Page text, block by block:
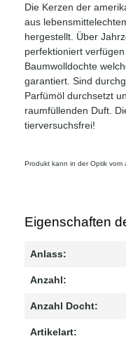
Die Kerzen der
aus
hergestellt. Über
perfektioniert
Baumwolldochte
garantiert. Sind
Parfümöl durchsetzt
raumfüllenden Duft.
tierversuchsfrei!
Produkt kann in der Optik vom
Eigenschaften
Anlass:
Anzahl:
Anzahl Docht:
Artikelart: